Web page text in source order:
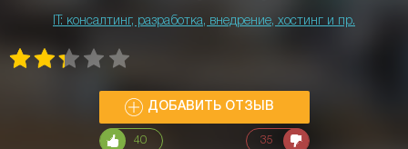
IT: консалтинг, разработка, внедрение, хостинг и пр.
ДОБАВИТЬ ОТЗЫВ
40 35